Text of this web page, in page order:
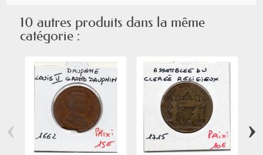
10 autres produits dans la même
catégorie :
‹ ›